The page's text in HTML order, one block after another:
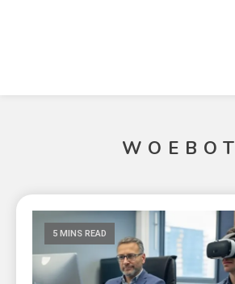
WOEBOT
5 MINS READ